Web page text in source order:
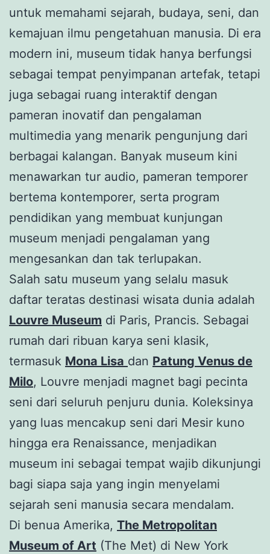
untuk memahami sejarah, budaya, seni, dan
kemajuan ilmu pengetahuan manusia. Di era
modern ini, museum tidak hanya berfungsi
sebagai tempat penyimpanan artefak, tetapi
juga sebagai ruang interaktif dengan
pameran inovatif dan pengalaman
multimedia yang menarik pengunjung dari
berbagai kalangan. Banyak museum kini
menawarkan tur audio, pameran temporer
bertema kontemporer, serta program
pendidikan yang membuat kunjungan
museum menjadi pengalaman yang
mengesankan dan tak terlupakan.
Salah satu museum yang selalu masuk
daftar teratas destinasi wisata dunia adalah
Louvre Museum di Paris, Prancis. Sebagai
rumah dari ribuan karya seni klasik,
termasuk Mona Lisa dan Patung Venus de
Milo, Louvre menjadi magnet bagi pecinta
seni dari seluruh penjuru dunia. Koleksinya
yang luas mencakup seni dari Mesir kuno
hingga era Renaissance, menjadikan
museum ini sebagai tempat wajib dikunjungi
bagi siapa saja yang ingin menyelami
sejarah seni manusia secara mendalam.
Di benua Amerika, The Metropolitan
Museum of Art (The Met) di New York